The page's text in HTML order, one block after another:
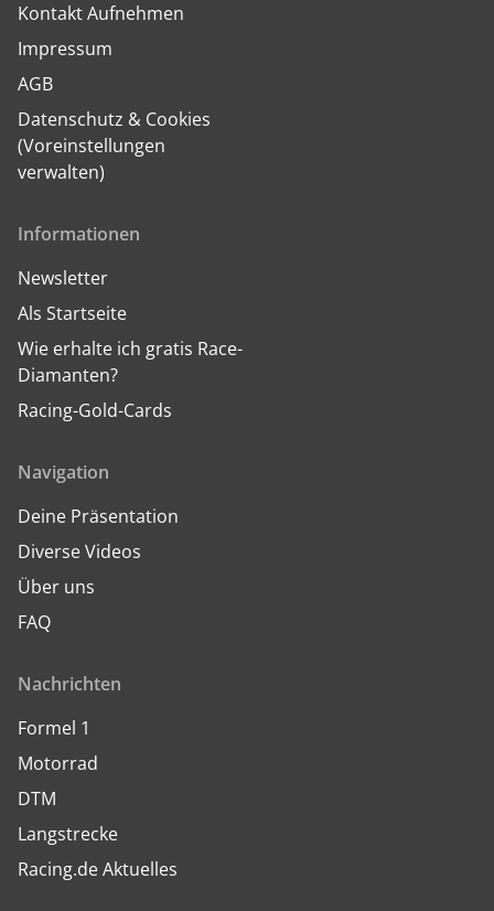
Kontakt Aufnehmen
Impressum
AGB
Datenschutz & Cookies
(Voreinstellungen
verwalten)
Informationen
Newsletter
Als Startseite
Wie erhalte ich gratis Race-
Diamanten?
Racing-Gold-Cards
Navigation
Deine Präsentation
Diverse Videos
Über uns
FAQ
Nachrichten
Formel 1
Motorrad
DTM
Langstrecke
Racing.de Aktuelles